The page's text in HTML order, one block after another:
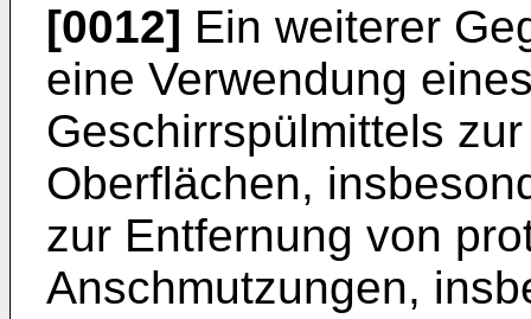
[0012] Ein weiterer
eine Verwendung
Geschirrspülmittels
Oberflächen,
zur Entfernung von
Anschmutzungen,